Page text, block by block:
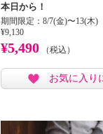
本日から！
期間限定：8/7(金)〜13(木)
¥9,130
¥5,490 （税込）
お気に入り